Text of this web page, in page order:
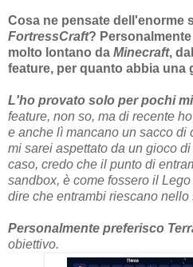
Cosa ne pensate dell'enorme
FortressCraft?
molto lontano da Minecraft,
feature, per quanto abbia una
L'ho provato solo per pochi
feature, non so, ma di recente
e anche lì mancano un sacco di
mi sarei aspettato da un gioco
caso, credo che il punto di
sandbox, è come fossero il
dire che entrambi riescano nello
Personalmente preferisco
obiettivo.